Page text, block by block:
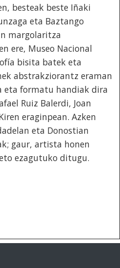
besteak beste Iñaki
eta Baztango
margolaritza
ere, Museo Nacional
bisita batek eta
abstrakziorantz eraman
eta formatu handiak dira
Ruiz Balerdi, Joan
eraginpean. Azken
eta Donostian
gaur, artista honen
ezagutuko ditugu.